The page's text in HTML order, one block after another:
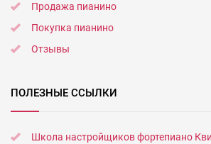
Продажа пианино
Покупка пианино
Отзывы
ПОЛЕЗНЫЕ ССЫЛКИ
Школа настройщиков фортепиано